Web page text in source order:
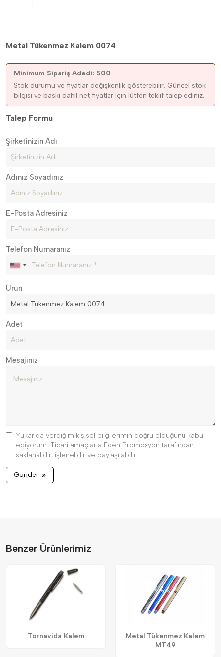
Metal Tükenmez Kalem 0074
Minimum Sipariş Adedi: 500
Stok durumu ve fiyatlar değişkenlik gösterebilir. Güncel stok
bilgisi ve baskı dahil net fiyatlar için lütfen teklif talep ediniz.
Talep Formu
Şirketinizin Adı
Adınız Soyadınız
E-Posta Adresiniz
Telefon Numaranız
Ürün
Adet
Mesajınız
Yukarıda verdiğim kişisel bilgilerimin doğru olduğunu kabul
ediyorum. Ticari amaçlarla Eden Promosyon tarafından
saklanabilir, işlenebilir ve paylaşılabilir.
Gönder
Benzer Ürünlerimiz
Tornavida Kalem
Metal Tükenmez Kalem
MT49